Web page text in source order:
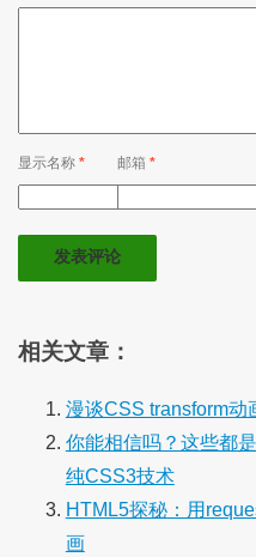
显示名称 * 邮箱*
相关文章：
漫谈CSS transform动
你能相信吗？这些都
纯CSS3技术
HTML5探秘：用
画